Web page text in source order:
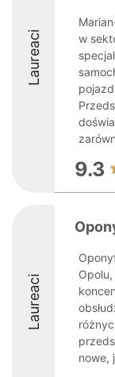
Laureaci
w
9.3
Laureaci
nowe,